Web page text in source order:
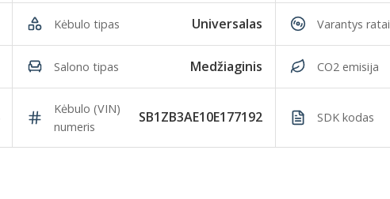
Kėbulo tipas Universalas Varantys ratai
Salono tipas Medžiaginis CO2 emisija
Kėbulo (VIN)
numeris
SB1ZB3AE10E177192 SDK kodas